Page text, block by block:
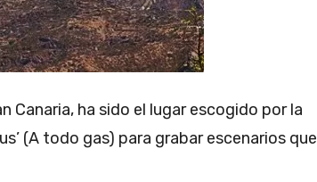
Canaria, ha sido el lugar escogido por la
(A todo gas) para grabar escenarios que